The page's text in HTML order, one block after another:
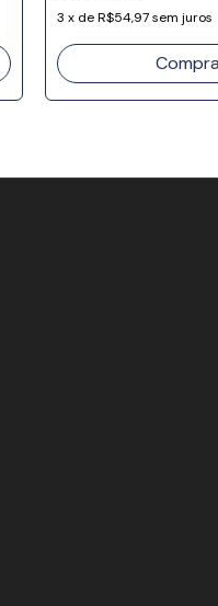
3 x deR$54,97 sem juros